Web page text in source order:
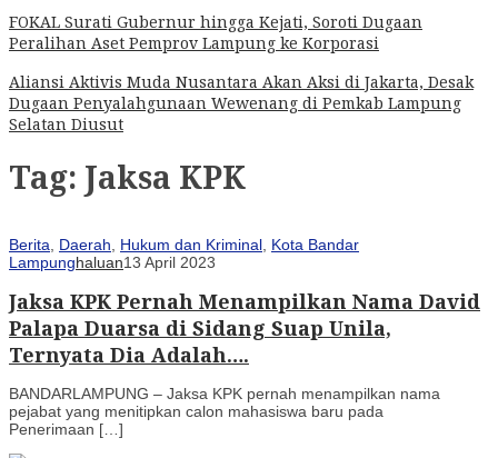
FOKAL Surati Gubernur hingga Kejati, Soroti Dugaan
Peralihan Aset Pemprov Lampung ke Korporasi
Aliansi Aktivis Muda Nusantara Akan Aksi di Jakarta, Desak
Dugaan Penyalahgunaan Wewenang di Pemkab Lampung
Selatan Diusut
Tag: Jaksa KPK
Berita, Daerah, Hukum dan Kriminal, Kota Bandar
Lampunghaluan13 April 2023
Jaksa KPK Pernah Menampilkan Nama David
Palapa Duarsa di Sidang Suap Unila,
Ternyata Dia Adalah….
BANDARLAMPUNG – Jaksa KPK pernah menampilkan nama
pejabat yang menitipkan calon mahasiswa baru pada
Penerimaan […]